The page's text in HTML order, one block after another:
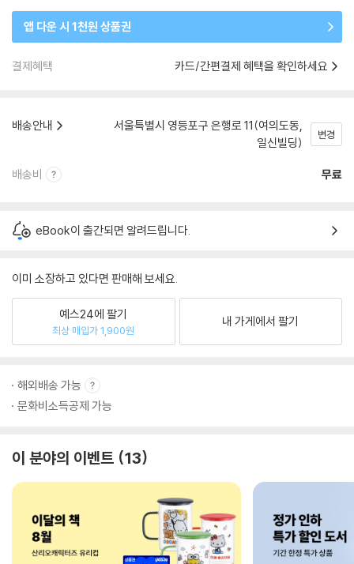
앱 다운 시 1천원 상품권
결제혜택 카드/간편결제 혜택을 확인하세요
배송안내
서울특별시 영등포구 은행로 11(여의도동,
일신빌딩)
변경
배송비 무료
eBook이 출간되면 알려드립니다.
이미 소장하고 있다면 판매해 보세요.
예스24에 팔기
최상 매입가 1,900원
내 가게에서 팔기
해외배송 가능
문화비소득공제 가능
이 분야의 이벤트 13